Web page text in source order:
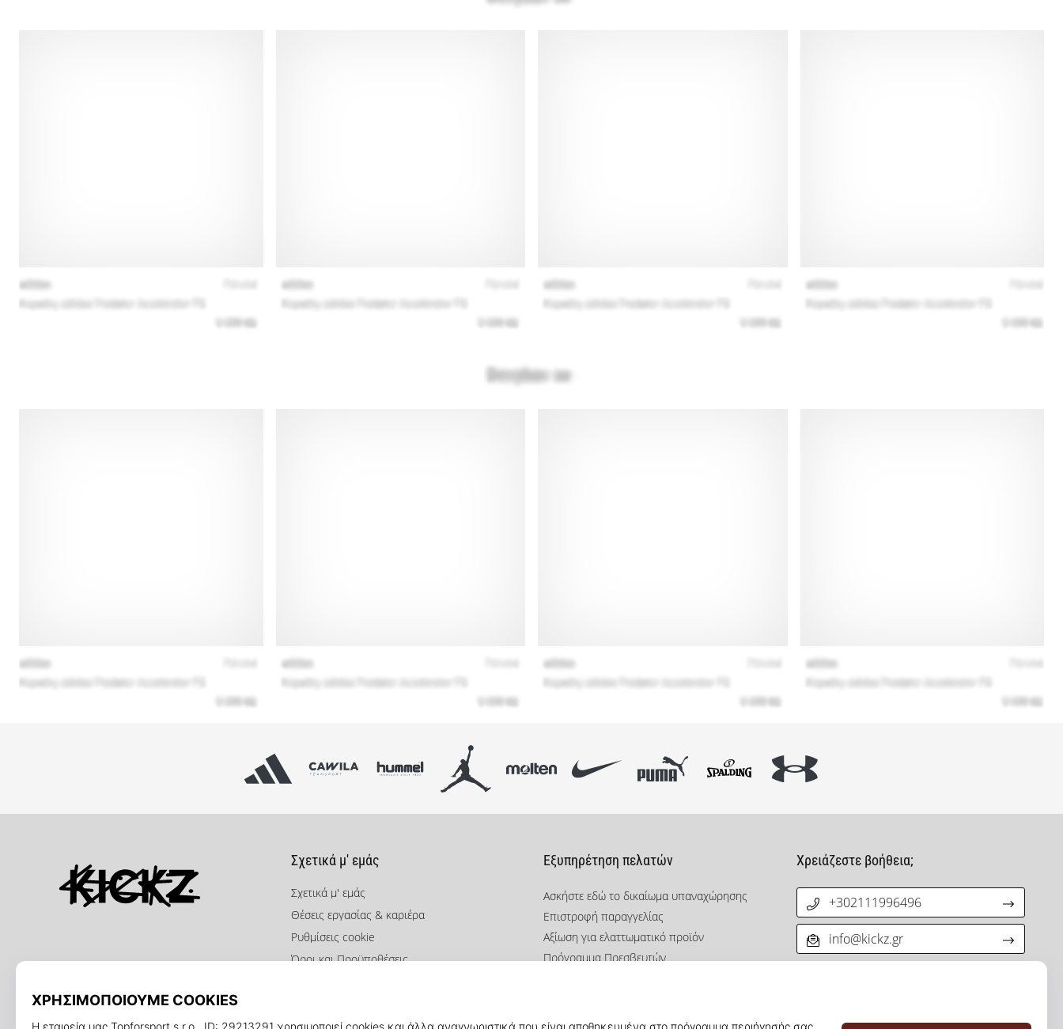
Σχετικά μ' εμάς
Σχετικά μ' εμάς
Θέσεις εργασίας & καριέρα
Ρυθμίσεις cookie
Όροι και Προϋποθέσεις
Εξυπηρέτηση πελατών
Ασκήστε εδώ το δικαίωμα υπαναχώρησης
Επιστροφή παραγγελίας
Αξίωση για ελαττωματικό προϊόν
Πρόγραμμα Πρεσβευτών
Βρείτε το σωστό μέγεθος
Χρειάζεστε βοήθεια;
+302111996496
info@kickz.gr